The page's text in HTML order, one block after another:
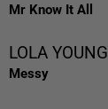
Mr Know It All
LOLA YOUNG
Messy